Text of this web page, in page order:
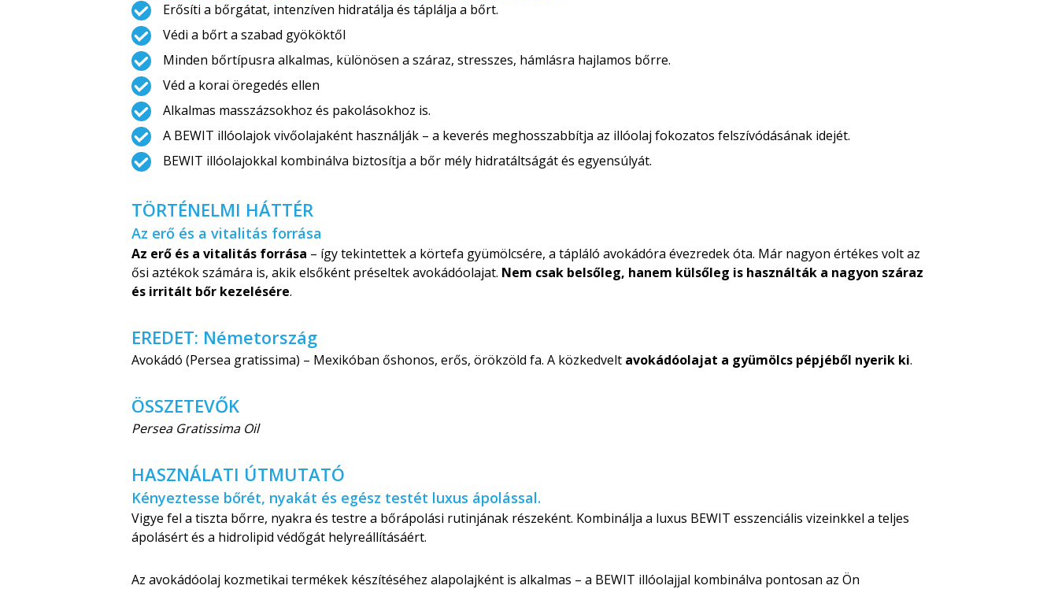
Erősíti a bőrgátat, intenzíven hidratálja és táplálja a bőrt.
Védi a bőrt a szabad gyököktől
Minden bőrtípusra alkalmas, különösen a száraz, stresszes, hámlásra hajlamos bőrre.
Véd a korai öregedés ellen
Alkalmas masszázsokhoz és pakolásokhoz is.
A BEWIT illóolajok vivőolajaként használják – a keverés meghosszabbítja az illóolaj fokozatos felszívódásának idejét.
BEWIT illóolajokkal kombinálva biztosítja a bőr mély hidratáltságát és egyensúlyát.
TÖRTÉNELMI HÁTTÉR
Az erő és a vitalitás forrása
Az erő és a vitalitás forrása – így tekintettek a körtefa gyümölcsére, a tápláló avokádóra évezredek óta. Már nagyon értékes volt az
ősi aztékok számára is, akik elsőként préseltek avokádóolajat. Nem csak belsőleg, hanem külsőleg is használták a nagyon száraz
és irritált bőr kezelésére.
EREDET: Németország
Avokádó (Persea gratissima) – Mexikóban őshonos, erős, örökzöld fa. A közkedvelt avokádóolajat a gyümölcs pépjéből nyerik ki.
ÖSSZETEVŐK
Persea Gratissima Oil
HASZNÁLATI ÚTMUTATÓ
Kényeztesse bőrét, nyakát és egész testét luxus ápolással.
Vigye fel a tiszta bőrre, nyakra és testre a bőrápolási rutinjának részeként. Kombinálja a luxus BEWIT esszenciális vizeinkkel a teljes
ápolásért és a hidrolipid védőgát helyreállításáért.
Az avokádóolaj kozmetikai termékek készítéséhez alapolajként is alkalmas – a BEWIT illóolajjal kombinálva pontosan az Ön